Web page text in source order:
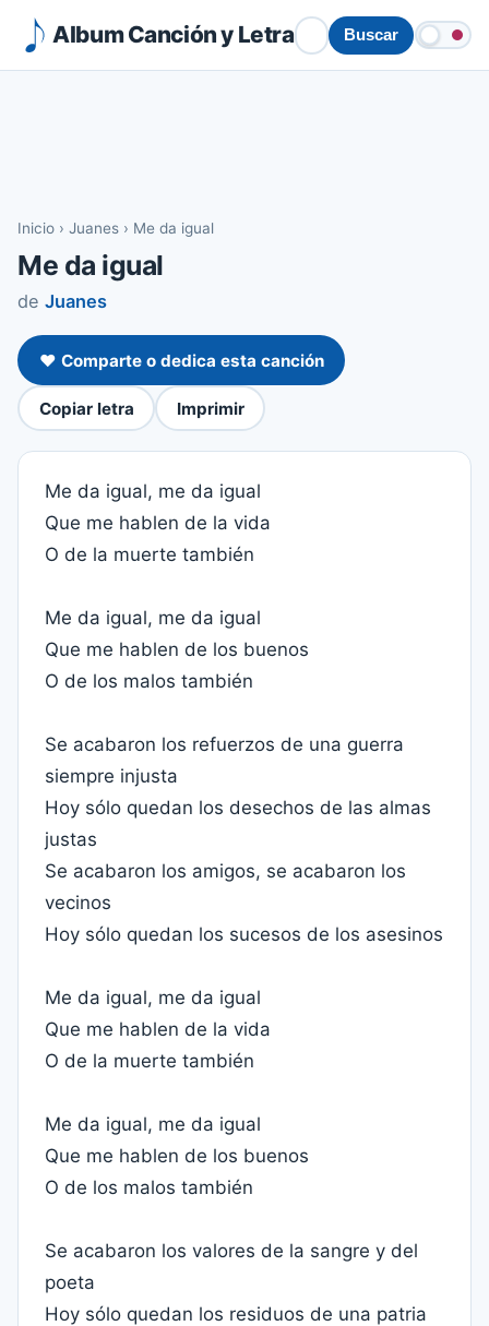
Album Canción y Letra Buscar
Inicio › Juanes › Me da igual
Me da igual
de Juanes
❤️ Comparte o dedica esta canción
Copiar letra Imprimir
Me da igual, me da igual
Que me hablen de la vida
O de la muerte también
Me da igual, me da igual
Que me hablen de los buenos
O de los malos también
Se acabaron los refuerzos de una guerra
siempre injusta
Hoy sólo quedan los desechos de las almas
justas
Se acabaron los amigos, se acabaron los
vecinos
Hoy sólo quedan los sucesos de los asesinos
Me da igual, me da igual
Que me hablen de la vida
O de la muerte también
Me da igual, me da igual
Que me hablen de los buenos
O de los malos también
Se acabaron los valores de la sangre y del
poeta
Hoy sólo quedan los residuos de una patria